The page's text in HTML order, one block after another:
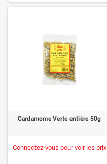
Cardamome Verte entière 50g
Connectez-vous pour voir les prix